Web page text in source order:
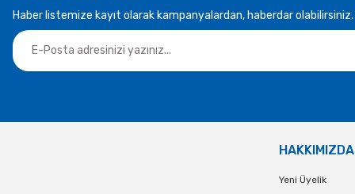
Haber listemize kayıt olarak kampanyalardan, haberdar olabilirsiniz.
HAKKIMIZDA
Yeni Üyelik